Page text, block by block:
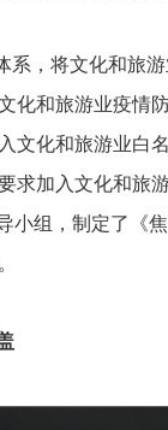
，将文化和旅
和旅游业疫情
化和旅游业白
求加入文化和旅
小组，制定了《